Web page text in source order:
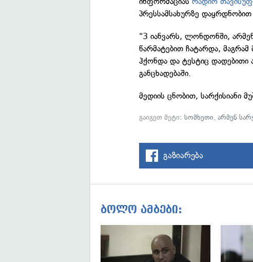
პრესსამსახურზე
"3 იანვარს, ლონდონში,
წარმატებით ჩატარდა, მაგრამ
ჰქონდა და ტესტიც
განცხადებაში.
მედიის ცნობით, სარქისიანი
გაიგეთ მეტი:სომხეთი,არმენ
გაზიარება
ბოლო ამბები: